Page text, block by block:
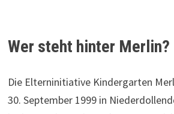
Wer steht hinter Merlin?
Die Elterninitiative Kindergarten
30. September 1999 in